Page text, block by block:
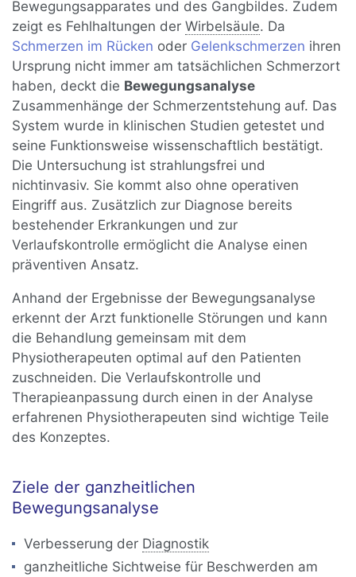
Bewegungsapparates und des Gangbildes. Zudem
zeigt es Fehlhaltungen derWirbelsäule. Da
Schmerzen im Rücken oder Gelenkschmerzen ihren
Ursprung nicht immer am tatsächlichen Schmerzort
haben, deckt die Bewegungsanalyse
Zusammenhänge der Schmerzentstehung auf. Das
System wurde in klinischen Studien getestet und
seine Funktionsweise wissenschaftlich bestätigt.
Die Untersuchung ist strahlungsfrei und
nichtinvasiv. Sie kommt also ohne operativen
Eingriff aus. Zusätzlich zur Diagnose bereits
bestehender Erkrankungen und zur
Verlaufskontrolle ermöglicht die Analyse einen
präventiven Ansatz.
Anhand der Ergebnisse der Bewegungsanalyse
erkennt der Arzt funktionelle Störungen und kann
die Behandlung gemeinsam mit dem
Physiotherapeuten optimal auf den Patienten
zuschneiden. Die Verlaufskontrolle und
Therapieanpassung durch einen in der Analyse
erfahrenen Physiotherapeuten sind wichtige Teile
des Konzeptes.
Ziele der ganzheitlichen
Bewegungsanalyse
Verbesserung der Diagnostik
ganzheitliche Sichtweise für Beschwerden am